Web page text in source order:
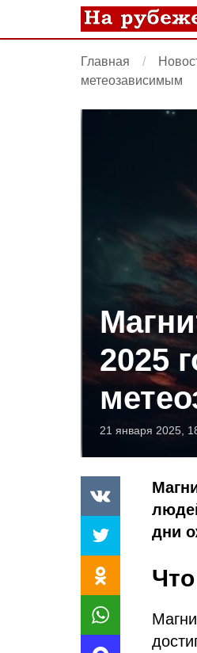
Главная
метеозависимым
2025
21 января 2025,
дни